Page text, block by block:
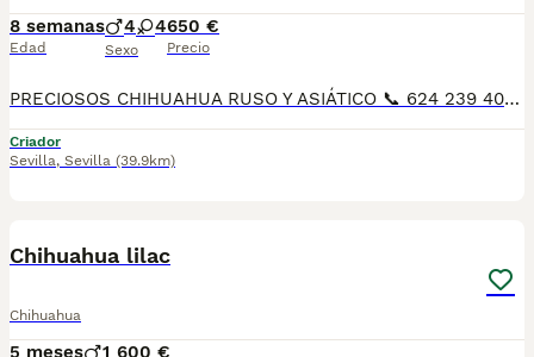
8 semanas
Edad
4 4
Sexo
650 €
Precio
PRECIOSOS CHIHUAHUA RUSO Y ASIÁTICO 📞 624 239 408, raza pura 50 por ciento RUSO patitas corta muy chato muy lista y obediente, ideal para piso es muy cariñoso y juguetón Varios colores, cremas , bicolores . lila desde 700€ A 1200€, SEGUN COLOR Y SEXO DEL CHIHUAHUA precios reales si entráis en la wed : MUNDOCHIHUAHUA.ES TENEMOS CANICHES, CHIHUAHUA, MALTIPOL, POMERANIA, BICHON MALTES 🧾 Cartilla veterinaria 🩺 Vacunaciones y desparasitaciones al día 📄 Contrato de garantía 🚚 Envíos a toda España, 💳 Pago a la entrega, contra reembolso 📞 624 239 408 📹 Vídeos y más información por WhatsApp 🌐 MUNDOCHIHUAHUA.ES
Criador
Sevilla, Sevilla (39.9km)
Chihuahua lilac
Chihuahua
5 meses 1 600 €